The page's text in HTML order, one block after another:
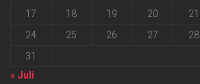
17
18 19 20 21
24
25 26 27 28
31
« Juli